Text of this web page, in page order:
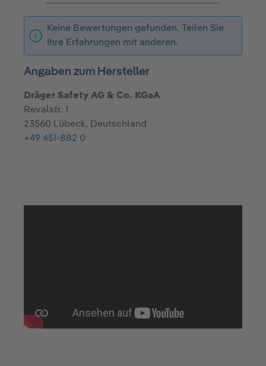
Keine Bewertungen gefunden. Teilen Sie
Ihre Erfahrungen mit anderen.
Angaben zum Hersteller
Dräger Safety AG & Co. KGaA
Revalstr. 1
23560 Lübeck, Deutschland
+49 451-882 0